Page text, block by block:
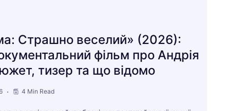
Страшно веселий» (2026):
фільм про Андрія
тизер та що відомо
4 Min Read